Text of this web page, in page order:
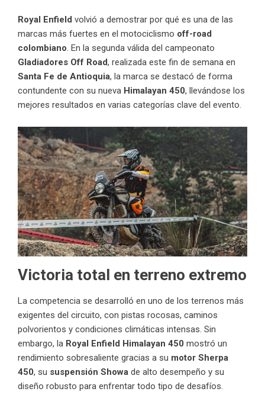
Royal Enfield volvió a demostrar por qué es una de las
marcas más fuertes en el motociclismo off-road
colombiano. En la segunda válida del campeonato
Gladiadores Off Road, realizada este fin de semana en
Santa Fe de Antioquia, la marca se destacó de forma
contundente con su nueva Himalayan 450, llevándose los
mejores resultados en varias categorías clave del evento.
Victoria total en terreno extremo
La competencia se desarrolló en uno de los terrenos más
exigentes del circuito, con pistas rocosas, caminos
polvorientos y condiciones climáticas intensas. Sin
embargo, la Royal Enfield Himalayan 450 mostró un
rendimiento sobresaliente gracias a su motor Sherpa
450, su suspensión Showa de alto desempeño y su
diseño robusto para enfrentar todo tipo de desafíos.